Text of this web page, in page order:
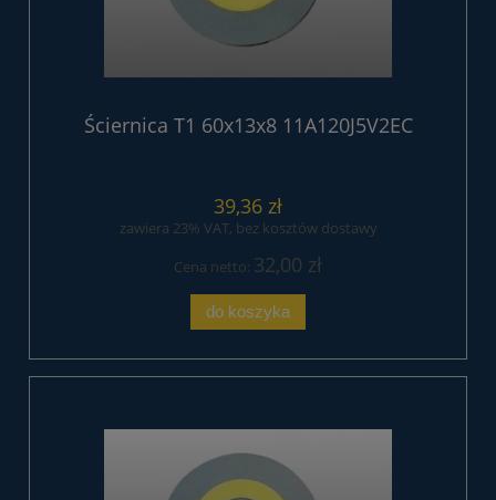
Ściernica T1 60x13x8 11A120J5V2EC
39,36 zł
zawiera 23% VAT, bez kosztów dostawy
Cena netto: 32,00 zł
do koszyka